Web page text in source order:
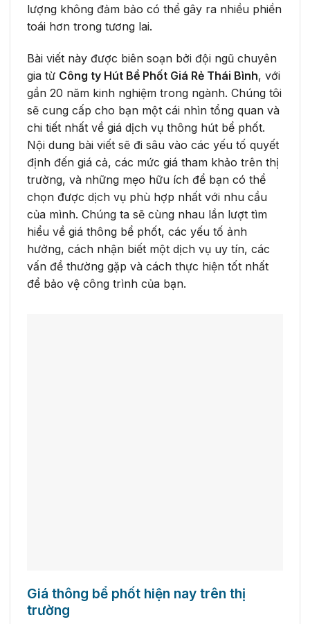
lượng không đảm bảo có thể gây ra nhiều phiền
toái hơn trong tương lai.
Bài viết này được biên soạn bởi đội ngũ chuyên
gia từ Công ty Hút Bể Phốt Giá Rẻ Thái Bình, với
gần 20 năm kinh nghiệm trong ngành. Chúng tôi
sẽ cung cấp cho bạn một cái nhìn tổng quan và
chi tiết nhất về giá dịch vụ thông hút bể phốt.
Nội dung bài viết sẽ đi sâu vào các yếu tố quyết
định đến giá cả, các mức giá tham khảo trên thị
trường, và những mẹo hữu ích để bạn có thể
chọn được dịch vụ phù hợp nhất với nhu cầu
của mình. Chúng ta sẽ cùng nhau lần lượt tìm
hiểu về giá thông bể phốt, các yếu tố ảnh
hưởng, cách nhận biết một dịch vụ uy tín, các
vấn đề thường gặp và cách thực hiện tốt nhất
để bảo vệ công trình của bạn.
Giá thông bể phốt hiện nay trên thị
trường